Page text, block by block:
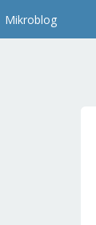
Mikroblog